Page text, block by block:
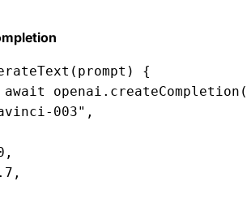
{
await
003",